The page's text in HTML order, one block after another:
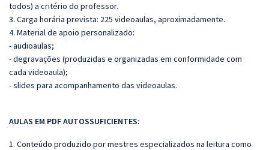
todos) a critério do professor.
3. Carga horária prevista: 225 videoaulas, aproximadamente.
4. Material de apoio personalizado:
- audioaulas;
- degravações (produzidas e organizadas em conformidade com
cada videoaula);
- slides para acompanhamento das videoaulas.
AULAS EM PDF AUTOSSUFICIENTES:
1. Conteúdo produzido por mestres especializados na leitura como